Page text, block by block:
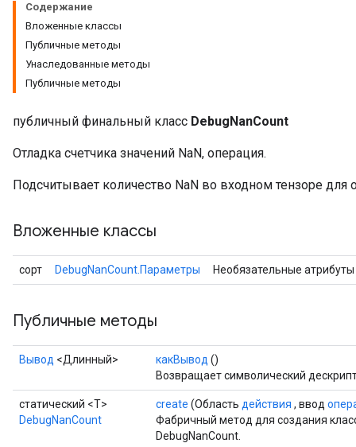
Содержание
Вложенные классы
Публичные методы
Унаследованные методы
Публичные методы
публичный финальный класс DebugNanCount
Отладка счетчика значений NaN, операция.
Подсчитывает количество NaN во входном тензоре для
Вложенные классы
сорт DebugNanCount.Параметры Необязательные
Публичные методы
Вывод <Длинный> какВывод ()
Возвращает символический
статический <T>
DebugNanCount
create (Область действия , ввод
Фабричный метод для создания
DebugNanCount.